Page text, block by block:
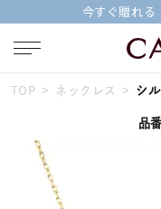
今すぐ贈れる
人気検索キーワード
TOP ネックレス シ
品